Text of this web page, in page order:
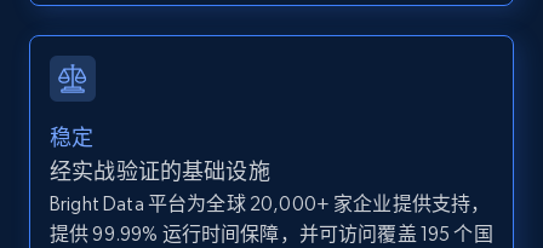
type and status
Zpid, City, State, HomeStatus, Address,
IsListingClaimedByCurrentSignedInUser,
IsCurrentSignedInAgentResponsible, Bedrooms,
and more.
12K+ 1.3K+ 注册使用
稳定
经实战验证的基础设施
Bright Data 平台为全球 20,000+ 家企业提供支持，
提供 99.99% 运行时间保障，并可访问覆盖 195 个国